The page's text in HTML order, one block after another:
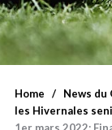
Home News du
les Hivernales